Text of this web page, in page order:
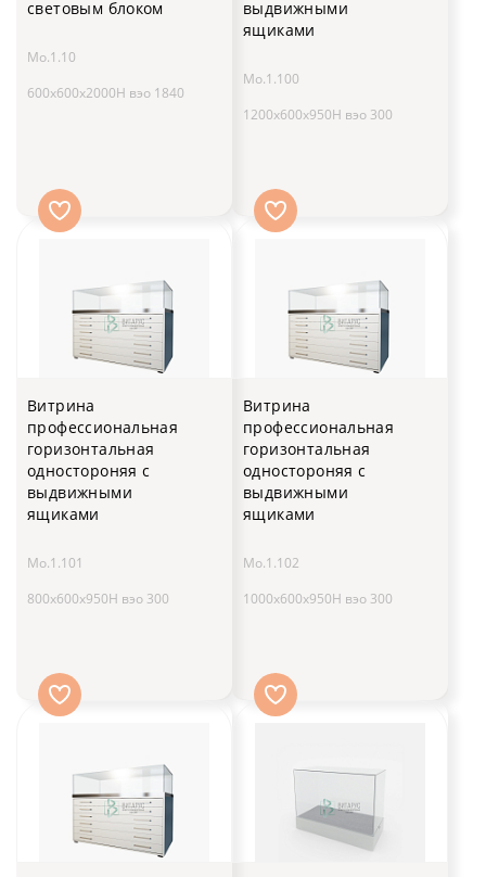
световым блоком
Мо.1.10
600х600х2000H вэо 1840
выдвижными
ящиками
Мо.1.100
1200x600x950H вэо 300
Витрина
профессиональная
горизонтальная
одностороняя с
выдвижными
ящиками
Мо.1.101
800x600x950H вэо 300
Витрина
профессиональная
горизонтальная
одностороняя с
выдвижными
ящиками
Мо.1.102
1000x600x950H вэо 300